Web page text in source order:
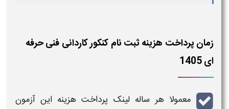
زمان پرداخت هزینه ثبت نام کنکور کاردانی فنی حرفه
ای 1405
معمولا هر ساله لینک پرداخت هزینه این آزمون